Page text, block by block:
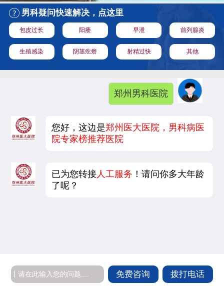
男科疑问快速解决，点这里
包皮过长 阳痿 早泄 前列腺炎
生殖感染 阴茎疙瘩 射精过快 其他
郑州男科医院
您好，这边是郑州医大医院，男科病医
院专家榜推荐医院
已为您转接 人工服务 ！请问你多大年龄
了呢？
免费咨询 拨打电话